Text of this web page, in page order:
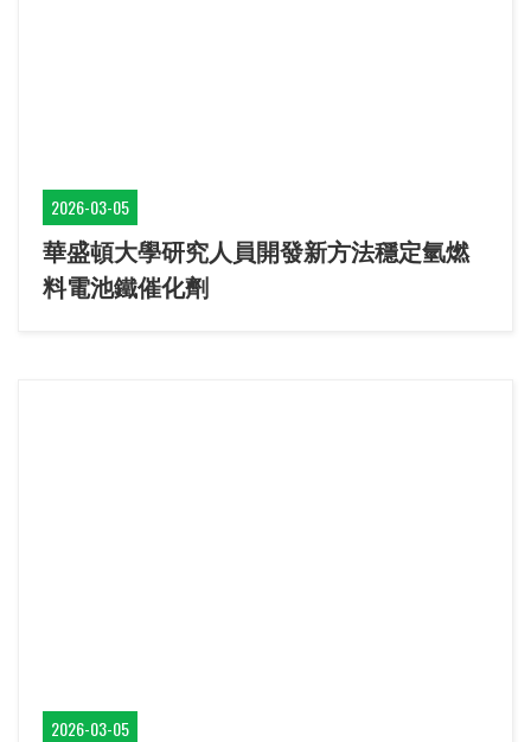
2026-03-05
華盛頓大學研究人員開發新方法穩定氫燃
料電池鐵催化劑
2026-03-05